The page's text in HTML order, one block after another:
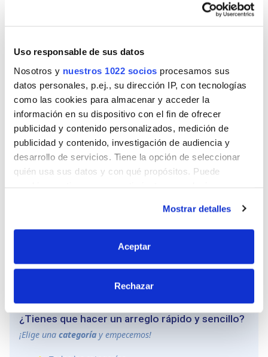
Uso responsable de sus datos
Nosotros y nuestros 1022 socios procesamos sus
datos personales, p.ej., su dirección IP, con tecnologías
como las cookies para almacenar y acceder la
información en su dispositivo con el fin de ofrecer
publicidad y contenido personalizados, medición de
publicidad y contenido, investigación de audiencia y
desarrollo de servicios. Tiene la opción de seleccionar
quién usa sus datos y con qué propósitos. Puede
Si lo permite, también quisiéramos:
Identificar su dispositivo analizándolo activamente
para buscar características específicas (huellas
digitales)
Mostrar detalles
Aceptar
Rechazar
Hogar
¿Tienes que hacer un arreglo rápido y sencillo?
¡Elige una categoría y empecemos!